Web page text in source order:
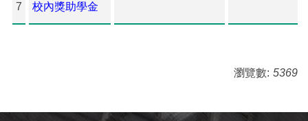
7 校內獎助學金
瀏覽數: 5369